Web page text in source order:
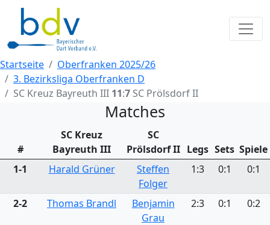
Startseite
Oberfranken 2025/26
3. Bezirksliga Oberfranken D
SC Kreuz Bayreuth III 11:7 SC Prölsdorf II
Matches
#
SC Kreuz
Bayreuth III
SC
Prölsdorf II Legs Sets Spiele
1-1
Harald Grüner
Steffen
Folger
1:3 0:1 0:1
2-2 Thomas Brandl
Benjamin
Grau
2:3 0:1 0:2